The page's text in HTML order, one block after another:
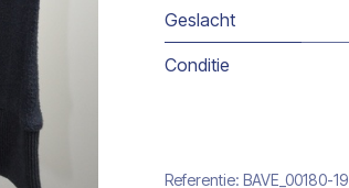
Geslacht
Conditie
Referentie: BAVE_00180-19